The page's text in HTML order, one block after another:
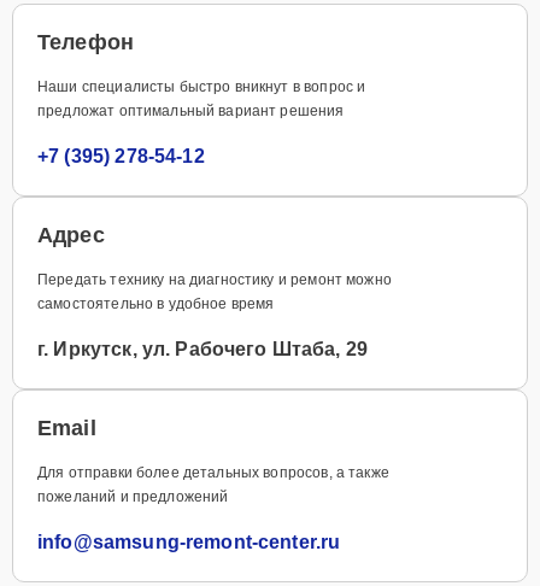
Телефон
Наши специалисты быстро вникнут в вопрос и
предложат оптимальный вариант решения
+7 (395) 278-54-12
Адрес
Передать технику на диагностику и ремонт можно
самостоятельно в удобное время
г. Иркутск, ул. Рабочего Штаба, 29
Email
Для отправки более детальных вопросов, а также
пожеланий и предложений
info@samsung-remont-center.ru